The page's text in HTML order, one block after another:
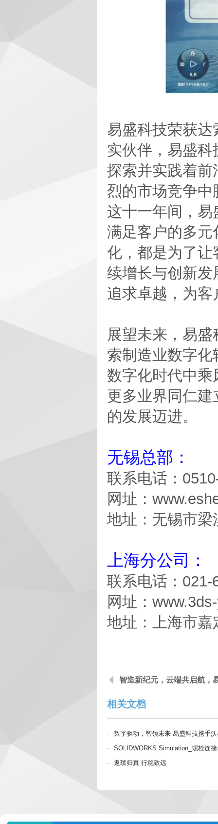
易盛科技荣获达
实伙伴，易盛
探索并实践着
烈的市场竞争中
这十一年间，
满足客户的多
化，都是为了
续增长与创新
追求卓越，为
展望未来，易
索制造业数字
数字化时代中
更多业界同仁
的发展迈进。
无锡总部：
联系电话：
网址：
地址：无锡市梁
上海分公司：
联系电话：021-
网址：
地址：上海市
相关文档
·
数字驱动，智领未来 易盛科技携手
·
SOLIDWORKS Simulation_螺栓连
·
返璞归真 行稳致远